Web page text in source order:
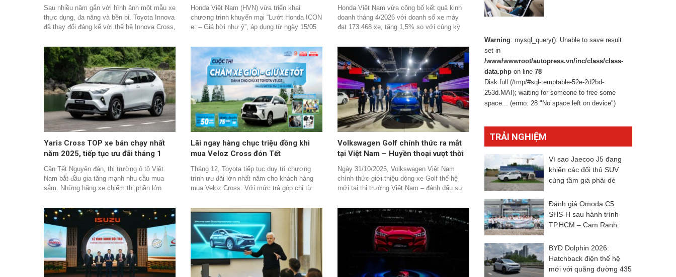
Sau nhiều năm gắn với hình ảnh một mẫu xe
thực dụng, đa năng và bền bỉ. Toyota Innova
đã thay đổi đáng kể với thế hệ Innova Cross,
mạo hiện đại, đậm chất SUV.
Honda Việt Nam (HVN) vừa triển khai
chương trình khuyến mại “Lướt Honda ICON
e: – Giá hời như ý”, áp dụng từ ngày 15/05
khách hàng mua xe gắn máy điện Honda
ICON e: tại các HEAD kinh doanh xe điện sẽ
được nhận ưu đãi tiền mặt trị giá 5 triệu
đồng.
Honda Việt Nam vừa công bố kết quả kinh
doanh tháng 4/2026 với doanh số xe máy
đạt 173.468 xe, tăng 1,5% so với cùng kỳ
máy xuất khẩu trong tháng đạt 30.174 xe.
Yaris Cross TOP xe bán chạy nhất
năm 2025, tiếp tục ưu đãi tháng 1
kích cầu trước Tết
Cận Tết Nguyên đán, thị trường ô tô Việt
Nam bắt đầu gia tăng mạnh nhu cầu mua
sắm. Những hãng xe chiếm thị phần lớn
trình ưu đãi trong tháng 1 nhằm kích cầu thị
trường, tạo điều kiện để khách hàng sớm sở
hữu xe trước Tết. Không ngoại lệ, dù là mẫu
xe đứng trong nhóm xe bán chạy nhất năm
2025 với doanh số ổn định, Toyota Yaris
Cross tiếp tục được ưu đãi trong tháng
1/2026, trở thành lựa chọn B-SUV đáng cân
nhắc khi Tết đến gần.
Lãi ngay hàng chục triệu đồng khi
mua Veloz Cross đón Tết
Tháng 12, Toyota tiếp tục duy trì chương
trình ưu đãi lớn nhất năm cho khách hàng
mua Veloz Cross. Với mức trả góp chỉ từ
chứng minh vì sao mẫu MPV với thiết kế có
dáng thanh lịch sang trọng nhất trong phân
khúc này, là lựa chọn tối ưu cho cả gia đình
và kinh doanh dịch vụ, mang lại lợi ích tài
chính ngay lập tức và sự an tâm bền vững
về sau.
Volkswagen Golf chính thức ra mắt
tại Việt Nam – Huyền thoại vượt thời
gian trở lại
Ngày 31/10/2025, Volkswagen Việt Nam
chính thức giới thiệu dòng xe Golf thế hệ
mới tại thị trường Việt Nam – đánh dấu sự
tượng được yêu thích nhất thế giới.
Warning: mysql_query(): Unable to save result
set in
/www/wwwroot/autopress.vn/inc/class/class-
data.php on line 78
Disk full (/tmp/#sql-temptable-52e-2d2bd-
253d.MAI); waiting for someone to free some
space... (errno: 28 "No space left on device")
TRẢI NGHIỆM
Vì sao Jaecoo J5 đang
khiến các đối thủ SUV
cùng tầm giá phải dè
Đánh giá Omoda C5
SHS-H sau hành trình
TP.HCM – Cam Ranh:
nghiệm
BYD Dolphin 2026:
Hatchback điện thế hệ
mới với quãng đường 435